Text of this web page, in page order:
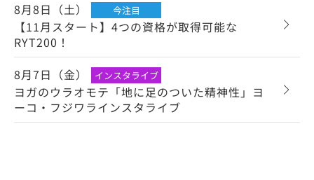
8月8日（土）
今注目
【11月スタート】4つの資格が取得可能な
RYT200！
8月7日（金）
インスタライブ
ヨガのウラオモテ「地に足のついた精神性」ヨ
ーコ・フジワラインスタライブ